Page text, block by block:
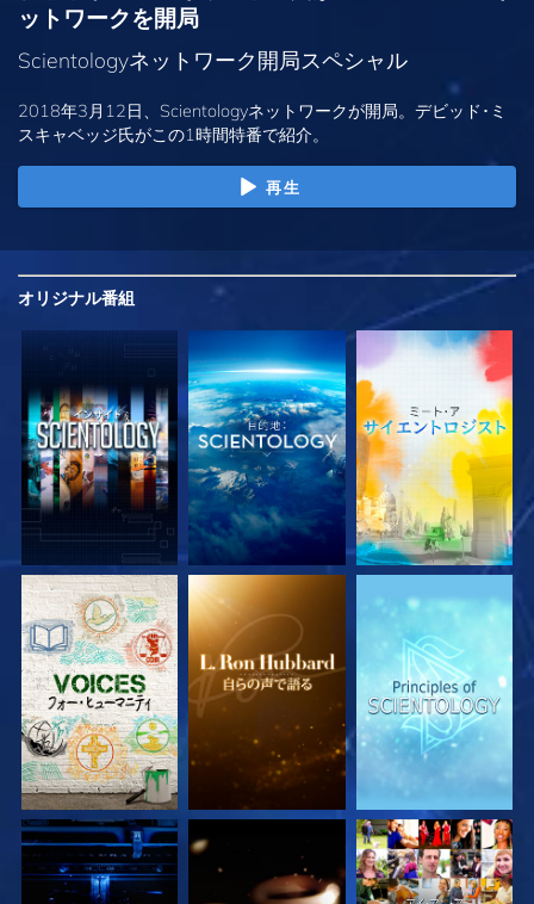
ットワークを開局
Scientologyネットワーク開局スペシャル
2018年3月12日、Scientologyネットワークが開局。デビッド･ミ
スキャベッジ氏がこの1時間特番で紹介。
再生
オリジナル番組
シリーズを探求 シリーズを探求 シリーズを探求
シリーズを探求 シリーズを探求 観る